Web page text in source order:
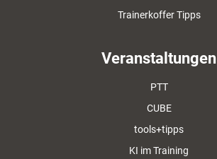
Trainerkoffer Tipps
Veranstaltungen
PTT
CUBE
tools+tipps
KI im Training